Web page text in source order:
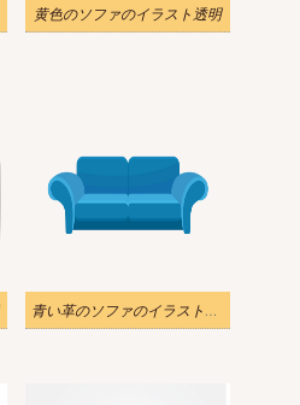
黄色のソファのイラスト透明
青い革のソファのイラスト透明